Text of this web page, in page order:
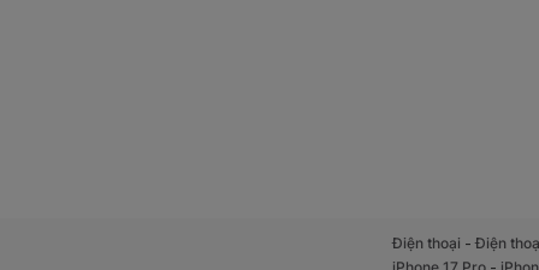
Điện thoại -Điện
-